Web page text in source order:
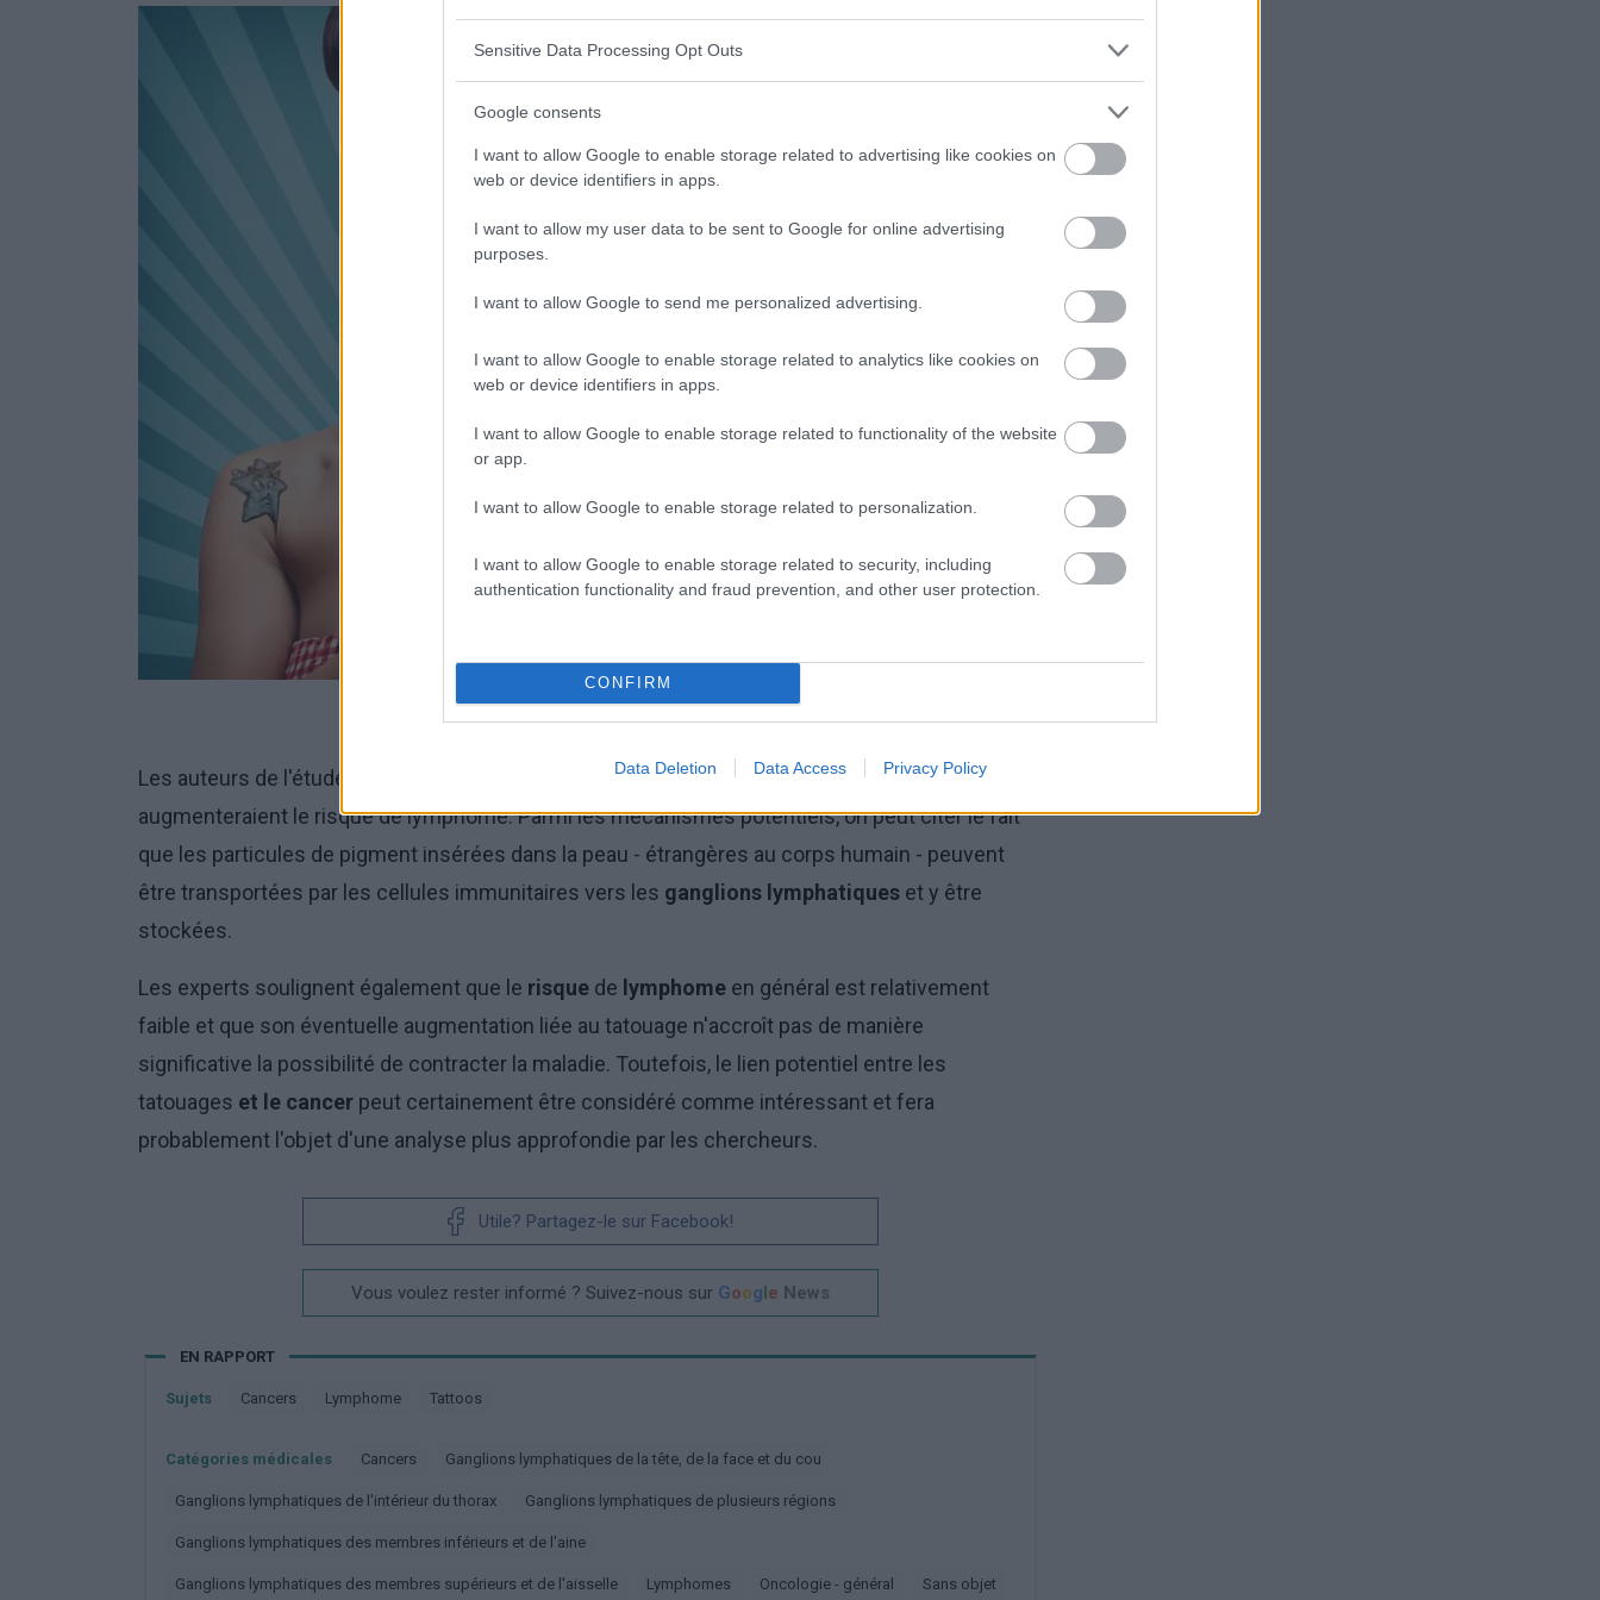
Sensitive Data Processing Opt Outs
Google consents
I want to allow Google to enable storage related to advertising like cookies on
web or device identifiers in apps.
I want to allow my user data to be sent to Google for online advertising
purposes.
I want to allow Google to send me personalized advertising.
I want to allow Google to enable storage related to analytics like cookies on
web or device identifiers in apps.
I want to allow Google to enable storage related to functionality of the website
or app.
I want to allow Google to enable storage related to personalization.
I want to allow Google to enable storage related to security, including
authentication functionality and fraud prevention, and other user protection.
CONFIRM
Data Deletion Data Access Privacy Policy
Tatouage et risque de lymphome,photo : panthermedia
Les auteurs de l'étude ne sont pas en mesure d'expliquer pourquoi les tatouages
augmenteraient le risque de lymphome. Parmi les mécanismes potentiels, on peut citer le fait
que les particules de pigment insérées dans la peau - étrangères au corps humain - peuvent
être transportées par les cellules immunitaires vers les ganglions lymphatiques et y être
stockées.
Les experts soulignent également que le risque de lymphome en général est relativement
faible et que son éventuelle augmentation liée au tatouage n'accroît pas de manière
significative la possibilité de contracter la maladie. Toutefois, le lien potentiel entre les
tatouages et le cancer peut certainement être considéré comme intéressant et fera
probablement l'objet d'une analyse plus approfondie par les chercheurs.
Utile? Partagez-le sur Facebook!
Vous voulez rester informé ? Suivez-nous sur Google News
EN RAPPORT
Sujets Cancers Lymphome Tattoos
Catégories médicales Cancers Ganglions lymphatiques de la tête, de la face et du cou
Ganglions lymphatiques de l'intérieur du thorax Ganglions lymphatiques de plusieurs régions
Ganglions lymphatiques des membres inférieurs et de l'aine
Ganglions lymphatiques des membres supérieurs et de l'aisselle Lymphomes Oncologie - général Sans objet